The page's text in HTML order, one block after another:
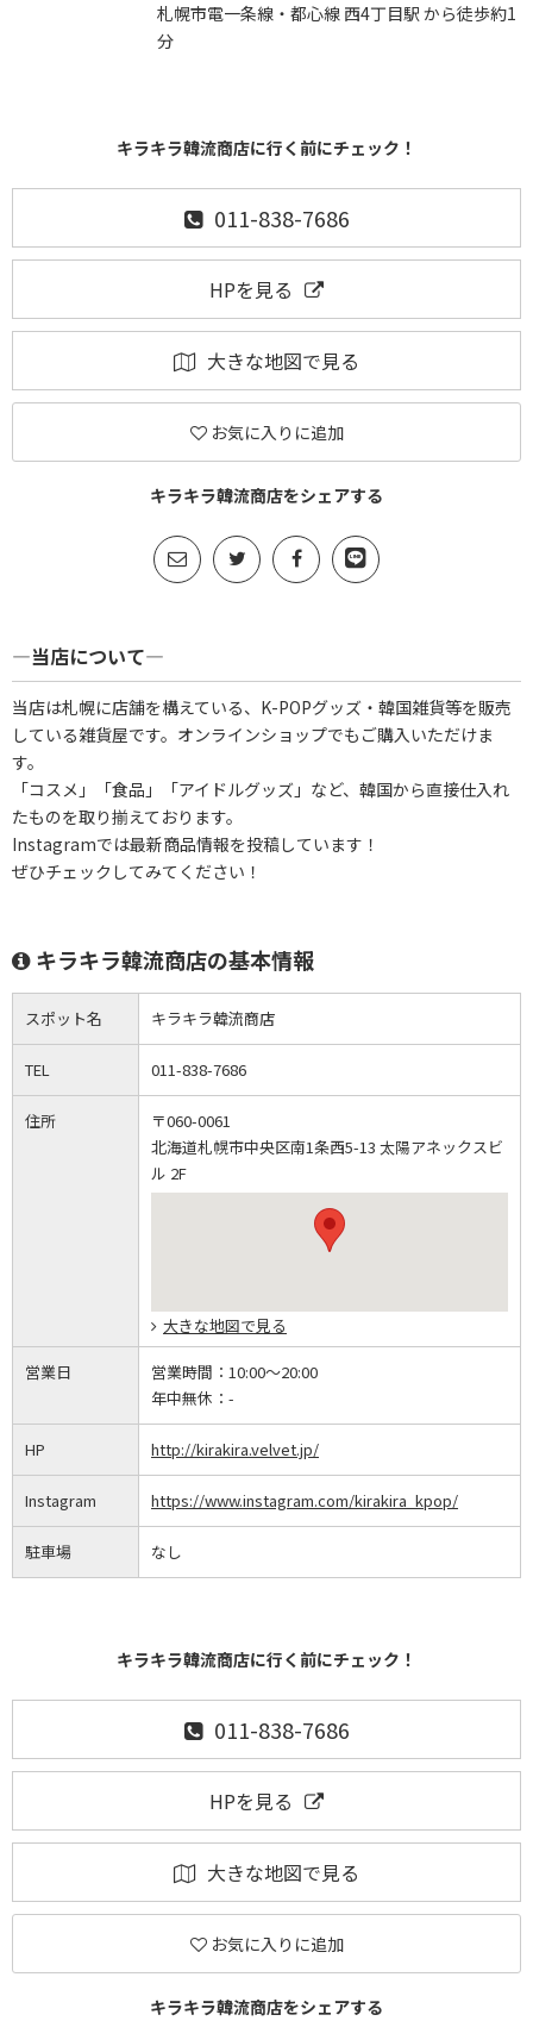
札幌市電一条線・都心線 西4丁目駅 から徒歩約1
分
キラキラ韓流商店に行く前にチェック！
011-838-7686
HPを見る
大きな地図で見る
お気に入りに追加
キラキラ韓流商店をシェアする
―当店について―
当店は札幌に店舗を構えている、K-POPグッズ・韓国雑貨等を販売
している雑貨屋です。オンラインショップでもご購入いただけま
す。
「コスメ」「食品」「アイドルグッズ」など、韓国から直接仕入れ
たものを取り揃えております。
Instagramでは最新商品情報を投稿しています！
ぜひチェックしてみてください！
キラキラ韓流商店の基本情報
スポット名 キラキラ韓流商店
TEL 011-838-7686
住所
〒060-0061
北海道札幌市中央区南1条西5-13 太陽アネックスビ
ル 2F
大きな地図で見る
営業日 営業時間： 10:00～20:00
年中無休： -
HP http://kirakira.velvet.jp/
Instagram https://www.instagram.com/kirakira_kpop/
駐車場 なし
キラキラ韓流商店に行く前にチェック！
011-838-7686
HPを見る
大きな地図で見る
お気に入りに追加
キラキラ韓流商店をシェアする